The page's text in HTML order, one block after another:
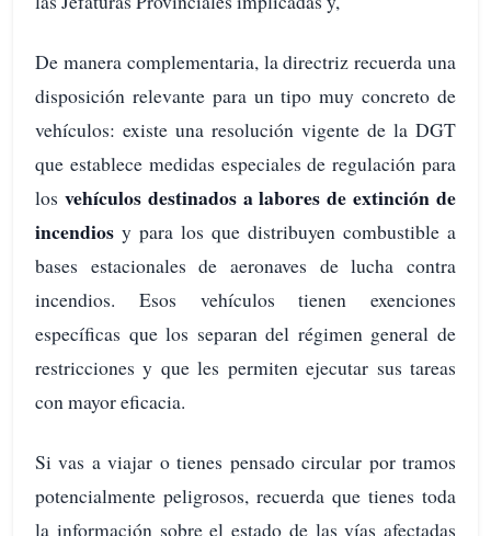
De manera complementaria, la directriz recuerda una
disposición relevante para un tipo muy concreto de
vehículos: existe una resolución vigente de la DGT
que establece medidas especiales de regulación para
los vehículos destinados a labores de extinción de
incendios y para los que distribuyen combustible a
bases estacionales de aeronaves de lucha contra
incendios. Esos vehículos tienen exenciones
específicas que los separan del régimen general de
restricciones y que les permiten ejecutar sus tareas
con mayor eficacia.
Si vas a viajar o tienes pensado circular por tramos
potencialmente peligrosos, recuerda que tienes toda
la información sobre el estado de las vías afectadas